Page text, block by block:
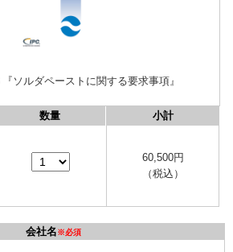
ソルダペーストに関する要求事項』
数量 小計
60,500円
（税込）
会社名※必須